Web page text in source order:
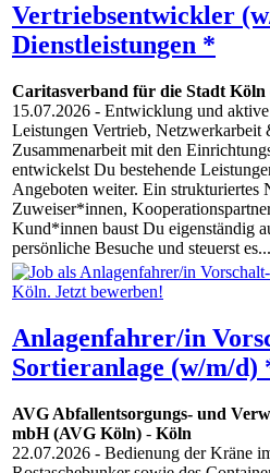
Vertriebsentwickler
Dienstleistungen *
Caritasverband für die Stadt Köln
15.07.2026 - Entwicklung und
Leistungen Vertrieb, Netzwerkarbeit
Zusammenarbeit mit den
entwickelst Du bestehende
Angeboten weiter. Ein strukturiertes
Zuweiser*innen,
Kund*innen baust Du eigenständig
persönliche Besuche und steuerst es...
Anlagenfahrer/in
Sortieranlage (w/m/d)
AVG Abfallentsorgungs- und
mbH (AVG Köln) - Köln
22.07.2026 - Bedienung der Kräne